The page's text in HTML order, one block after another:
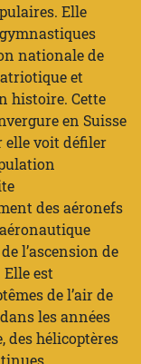
Elle
nationale de
et
histoire. Cette
en Suisse
elle voit défiler
des aéronefs
l’ascension de
est
de l’air de
les années
des hélicoptères